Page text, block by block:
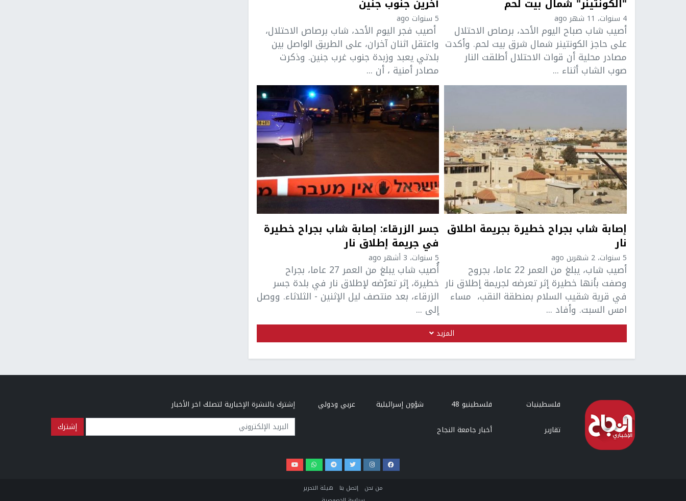
"الكونتينر" شمال بيت لحم
4 سنوات، 11 شهر ago
أصيب شاب صباح اليوم الأحد، برصاص الاحتلال
على حاجز الكونتينر شمال شرق بيت لحم. وأكدت
مصادر محلية أن قوات الاحتلال أطلقت النار
صوب الشاب أثناء ...
آخرين جنوب جنين
5 سنوات ago
أصيب فجر اليوم الأحد، شاب برصاص الاحتلال،
واعتقل اثنان آخران، على الطريق الواصل بين
بلدتي يعبد وزبدة جنوب غرب جنين. وذكرت
مصادر أمنية ، أن ...
إصابة شاب بجراح خطيرة بجريمة اطلاق
نار
5 سنوات، 2 شهرين ago
أصيب شاب، يبلغ من العمر 22 عاما، بجروح
وصفت بأنها خطيرة إثر تعرضه لجريمة إطلاق نار
في قرية شقيب السلام بمنطقة النقب، مساء
امس السبت. وأفاد ...
جسر الزرقاء: إصابة شاب بجراح خطيرة
في جريمة إطلاق نار
5 سنوات، 3 أشهر ago
أُصيب شاب يبلغ من العمر 27 عاما، بجراح
خطيرة، إثر تعرّضه لإطلاق نار في بلدة جسر
الزرقاء، بعد منتصف ليل الإثنين - الثلاثاء. ووصل
إلى ...
المزيد
فلسطينيات فلسطينيو 48 شؤون إسرائيلية
عربي ودولي
تقارير
أخبار جامعة النجاح
إشترك بالنشرة الإخبارية لتصلك اخر الأخبار
البريد الإلكتروني
من نحن إتصل بنا
هيئة التحرير